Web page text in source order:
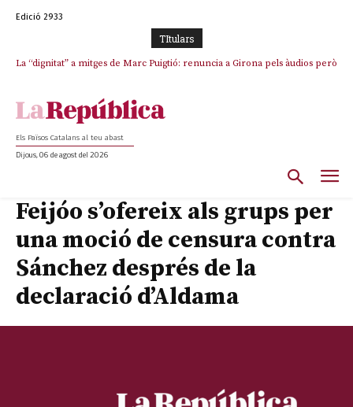
Edició 2933
TItulars
La “dignitat” a mitges de Marc Puigtió: renuncia a Girona pels àudios però
Els Països Catalans al teu abast
Dijous, 06 de agost del 2026
Feijóo s’ofereix als grups per
una moció de censura contra
Sánchez després de la
declaració d’Aldama